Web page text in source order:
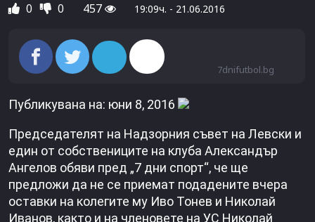
0 0 457 19:09ч. - 21.06.2016
7dnifutbol.bg
Публикувана на: юни 8, 2016
Председателят на Надзорния съвет на Левски и
един от собствениците на клуба Александър
Ангелов обяви пред „7 дни спорт“, че ще
предложи да не се приемат подадените вчера
оставки на колегите му Иво Тонев и Николай
Иванов, както и на членовете на УС Николай